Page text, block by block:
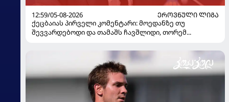
12:59/05-08-2026
ᲔᲠᲝᲕᲜᲣᲚᲘ ᲚᲘᲒᲐ
ქეცბაიას პირველი კომენტარი: მოედანზე თუ
შევვარდებოდი და თამაშს ჩავშლიდი, თორემ...